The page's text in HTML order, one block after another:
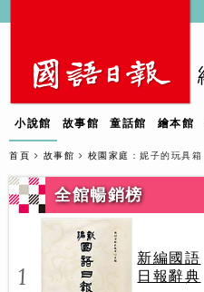
小說館 故事館 童話館 繪本館
首頁 故事館 校園家庭 ：妮子的玩具箱
全館暢銷榜
1
新編國語
日報辭典